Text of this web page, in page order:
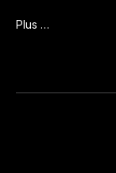
Plus …